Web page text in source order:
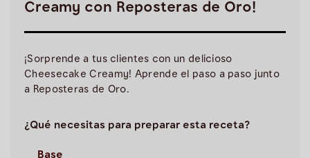
Creamy con Reposteras de Oro!
¡Sorprende a tus clientes con un delicioso
Cheesecake Creamy! Aprende el paso a paso junto
a Reposteras de Oro.
¿Qué necesitas para preparar esta receta?